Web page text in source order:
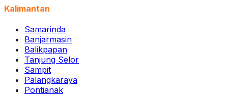
Kalimantan
Samarinda
Banjarmasin
Balikpapan
Tanjung Selor
Sampit
Palangkaraya
Pontianak